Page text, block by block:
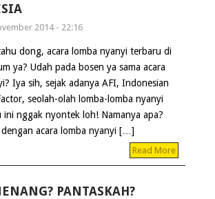
2014 - 22:16
dong, acara lomba nyanyi terbaru di
ya? Udah pada bosen ya sama acara
Iya sih, sejak adanya AFI, Indonesian
seolah-olah lomba-lomba nyanyi
nggak nyontek loh! Namanya apa?
acara lomba nyanyi […]
Read More
PANTASKAH?